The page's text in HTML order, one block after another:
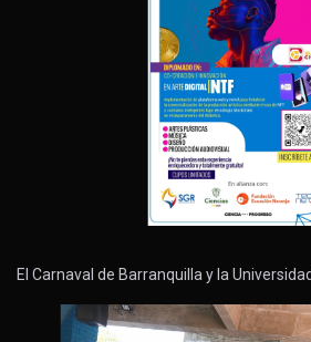
El Carnaval de Barranquilla y la